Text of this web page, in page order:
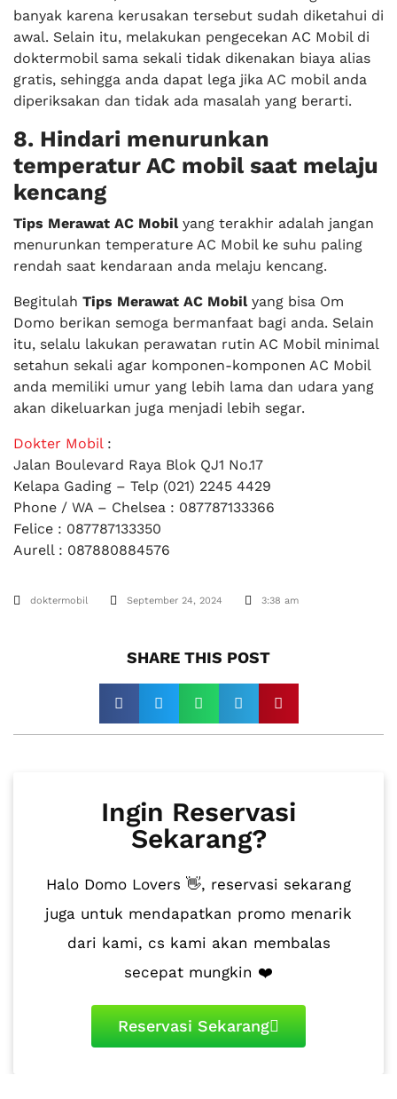
banyak karena kerusakan tersebut sudah diketahui di
awal. Selain itu, melakukan pengecekan AC Mobil di
doktermobil sama sekali tidak dikenakan biaya alias
gratis, sehingga anda dapat lega jika AC mobil anda
diperiksakan dan tidak ada masalah yang berarti.
8. Hindari menurunkan
temperatur AC mobil saat melaju
kencang
Tips Merawat AC Mobilyang terakhir adalah jangan
menurunkan temperature AC Mobil ke suhu paling
rendah saat kendaraan anda melaju kencang.
Begitulah Tips Merawat AC Mobilyang bisa Om
Domo berikan semoga bermanfaat bagi anda. Selain
itu, selalu lakukan perawatan rutin AC Mobil minimal
setahun sekali agar komponen-komponen AC Mobil
anda memiliki umur yang lebih lama dan udara yang
akan dikeluarkan juga menjadi lebih segar.
Dokter Mobil:
Jalan Boulevard Raya Blok QJ1 No.17
Kelapa Gading – Telp (021) 2245 4429
Phone / WA – Chelsea : 087787133366
Felice : 087787133350
Aurell : 087880884576
doktermobil September 24, 2024 3:38 am
SHARE THIS POST​
Ingin Reservasi
Sekarang?
Halo Domo Lovers 👋, reservasi sekarang
juga untuk mendapatkan promo menarik
dari kami, cs kami akan membalas
secepat mungkin ❤️
Reservasi Sekarang